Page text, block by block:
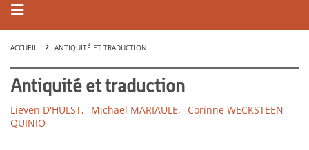
ACCUEIL ANTIQUITÉ ET TRADUCTION
Antiquité et traduction
Lieven D'HULST, Michaël MARIAULE,
Corinne WECKSTEEN-
QUINIO